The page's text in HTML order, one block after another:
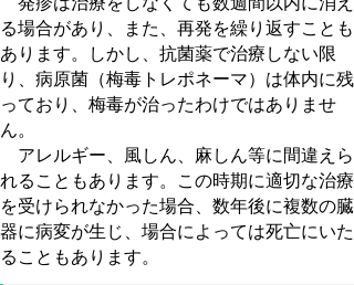
る場合があり、また、再発を繰り返すことも
あります。しかし、抗菌薬で治療しない限
り、病原菌（梅毒トレポネーマ）は体内に残
っており、梅毒が治ったわけではありませ
ん。
アレルギー、風しん、麻しん等に間違えら
れることもあります。この時期に適切な治療
を受けられなかった場合、数年後に複数の臓
器に病変が生じ、場合によっては死亡にいた
ることもあります。